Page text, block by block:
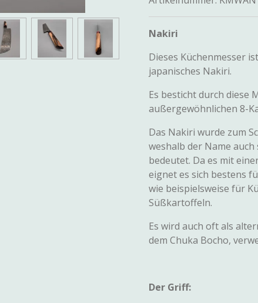
Nakiri
Dieses Küchenmesser
japanisches Nakiri.
Es besticht durch diese
außergewöhnlichen 8-
Das Nakiri wurde zum
weshalb der Name auch
bedeutet. Da es mit
eignet es sich bestens
wie beispielsweise für
Süßkartoffeln.
Es wird auch oft als
dem Chuka Bocho,
Der Griff: